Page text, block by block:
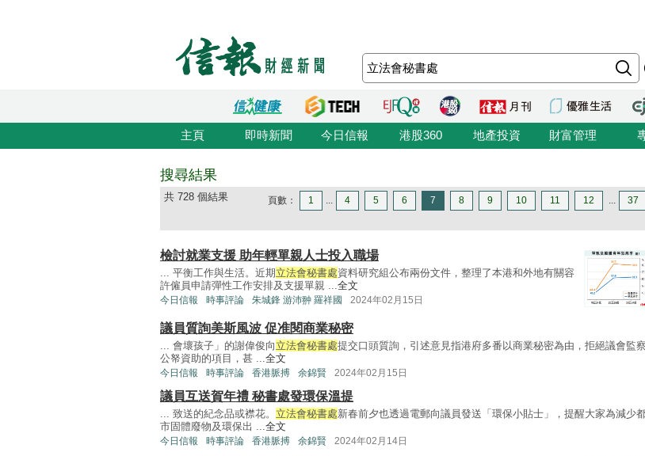
主頁 即時新聞 今日信報 港股360 地產投資 財富管理
搜尋結果
共 728 個結果 頁數： 1 ... 4 5 6 7 8 9 10 11 12 ... 37
檢討就業支援 助年輕單親人士投入職場
... 平衡工作與生活。近期立法會秘書處資料研究組公布兩份文件，整理了本港和外地有關容
許僱員申請彈性工作安排及支援單親 ...全文
今日信報 時事評論 朱城鋒 游沛翀 羅祥國 2024年02月15日
議員質詢美斯風波 促准閱商業秘密
... 會壞孩子」的謝偉俊向 立法會秘書處提交口頭質詢，引述意見指港府多番以商業秘密為由，拒絕議會監察
公帑資助的項目，甚 ... 全文
今日信報 時事評論 香港脈搏 余錦賢 2024年02月15日
議員互送賀年禮 秘書處發環保溫提
... 致送的紀念品或襟花。 立法會秘書處新春前夕也透過電郵向議員發送「環保小貼士」，提醒大家為減少
市固體廢物及環保出 ... 全文
今日信報 時事評論 香港脈搏 余錦賢 2024年02月14日